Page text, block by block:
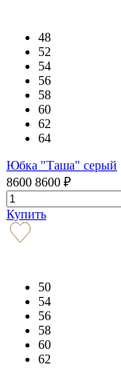
48
52
54
56
58
60
62
64
Юбка "Таша" серый
8600 8600 ₽
Купить
50
54
56
58
60
62